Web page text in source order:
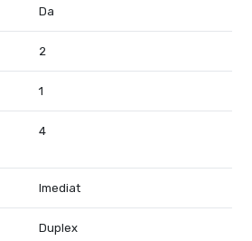
Da
2
1
4
Imediat
Duplex